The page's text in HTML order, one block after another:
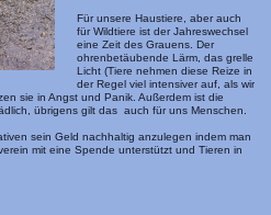
Für unsere Haustiere, aber auch
für Wildtiere ist der Jahreswechsel
eine Zeit des Grauens. Der
ohrenbetäubende Lärm, das grelle
Licht (Tiere nehmen diese Reize in
der Regel viel intensiver auf, als wir
sie in Angst und Panik. Außerdem ist die
übrigens gilt das auch für uns Menschen.
sein Geld nachhaltig anzulegen indem man
mit eine Spende unterstützt und Tieren in